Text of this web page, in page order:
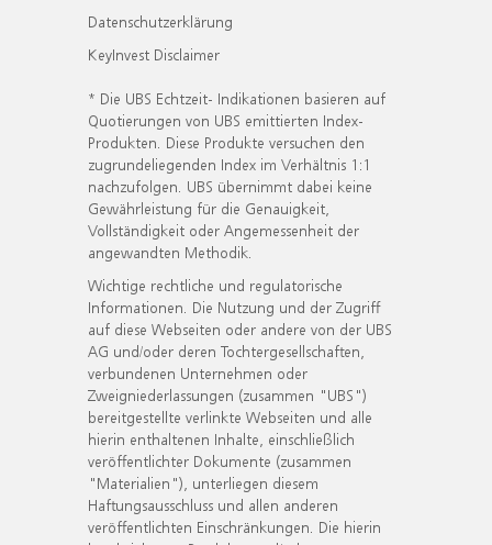
Datenschutzerklärung
KeyInvest Disclaimer
* Die UBS Echtzeit- Indikationen basieren auf
Quotierungen von UBS emittierten Index-
Produkten. Diese Produkte versuchen den
zugrundeliegenden Index im Verhältnis 1:1
nachzufolgen. UBS übernimmt dabei keine
Gewährleistung für die Genauigkeit,
Vollständigkeit oder Angemessenheit der
angewandten Methodik.
Wichtige rechtliche und regulatorische
Informationen. Die Nutzung und der Zugriff
auf diese Webseiten oder andere von der UBS
AG und/oder deren Tochtergesellschaften,
verbundenen Unternehmen oder
Zweigniederlassungen (zusammen "UBS")
bereitgestellte verlinkte Webseiten und alle
hierin enthaltenen Inhalte, einschließlich
veröffentlichter Dokumente (zusammen
"Materialien"), unterliegen diesem
Haftungsausschluss und allen anderen
veröffentlichten Einschränkungen. Die hierin